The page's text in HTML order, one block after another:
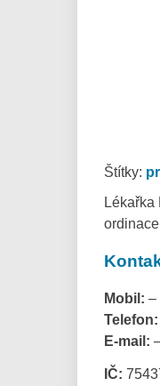
Štítky:
Mobil: –
Telefon:
E-mail:
IČ: